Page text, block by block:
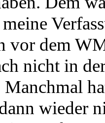
vor dem
nicht in
wieder